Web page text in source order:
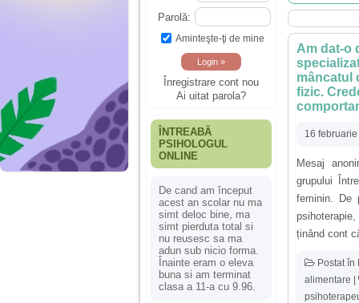
Parolă:
Aminteşte-ţi de mine
Înregistrare cont nou
Ai uitat parola?
ÎNTREABĂ
PSIHOLOGUL
ONLINE
De cand am început
acest an scolar nu ma
simt deloc bine, ma
simt pierduta total si
nu reusesc sa ma
adun sub nicio forma.
Înainte eram o eleva
buna si am terminat
clasa a 11-a cu 9.96.
Am dat-o
mâncatul
fizic.
16
Mesaj
grupului
feminin. De
ținând cont
Postat în
alimentare |